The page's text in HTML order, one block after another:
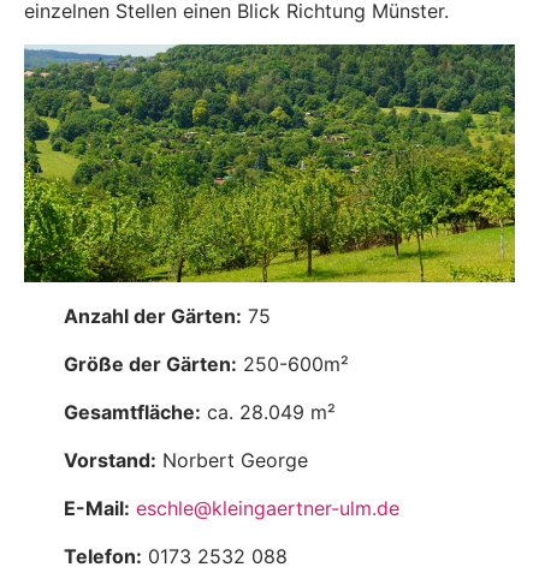
einzelnen Stellen einen Blick Richtung Münster.
Anzahl der Gärten: 75
Größe der Gärten: 250-600m²
Gesamtfläche: ca. 28.049 m²
Vorstand: Norbert George
E-Mail: eschle@kleingaertner-ulm.de
Telefon: 0173 2532 088